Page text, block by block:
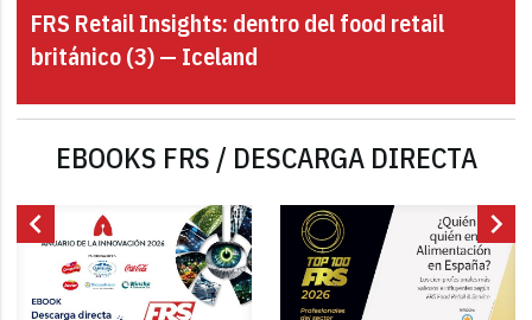
FRS Retail Insights: dentro del food retail
británico (3) — Iceland
EBOOKS FRS / DESCARGA DIRECTA
chevron_left
chevron_right